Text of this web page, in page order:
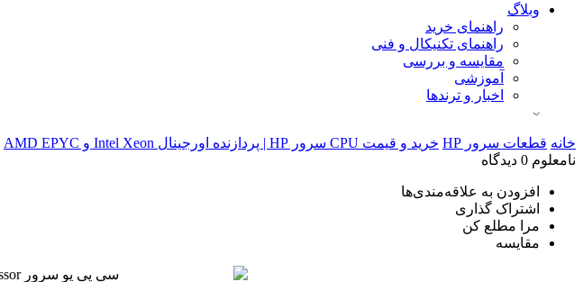
وبلاگ
راهنمای خرید
راهنمای تکنیکال و فنی
مقایسه و بررسی
آموزشی
اخبار و ترندها
خانه قطعات سرور HP خرید و قیمت CPU سرور HP | پردازنده اورجینال Intel Xeon و AMD EPYC
نامعلوم 0 دیدگاه
افزودن به علاقه‌مندی‌ها
اشتراک گذاری
مرا مطلع کن
مقایسه